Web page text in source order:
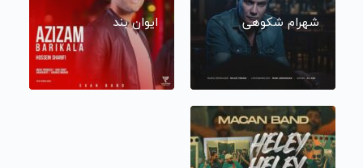
شهرام شکوهی ایوان بند